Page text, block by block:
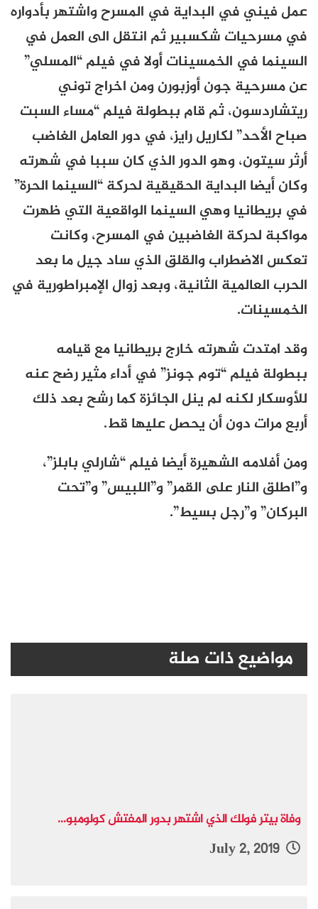
عمل فيني في البداية في المسرح واشتهر بأدواره
في مسرحيات شكسبير ثم انتقل الى العمل في
السينما في الخمسينات أولا في فيلم “المسلي”
عن مسرحية جون أوزبورن ومن اخراج توني
ريتشاردسون، ثم قام ببطولة فيلم “مساء السبت
صباح الأحد” لكاريل رايز، في دور العامل الغاضب
أرثر سيتون، وهو الدور الذي كان سببا في شهرته
وكان أيضا البداية الحقيقية لحركة “السينما الحرة”
في بريطانيا وهي السينما الواقعية التي ظهرت
مواكبة لحركة الغاضبين في المسرح، وكانت
تعكس الاضطراب والقلق الذي ساد جيل ما بعد
الحرب العالمية الثانية، وبعد زوال الإمبراطورية في
الخمسينات.
وقد امتدت شهرته خارج بريطانيا مع قيامه
ببطولة فيلم “توم جونز” في أداء مثير رضح عنه
للأوسكار لكنه لم ينل الجائزة كما رشح بعد ذلك
أربع مرات دون أن يحصل عليها قط.
ومن أفلامه الشهيرة أيضا فيلم “شارلي بابلز”،
و”اطلق النار على القمر” و”اللبيس” و”تحت
البركان” و”رجل بسيط”.
مواضيع ذات صلة
وفاة بيتر فولك الذي اشتهر بدور المفتش كولومبو...
July 2, 2019